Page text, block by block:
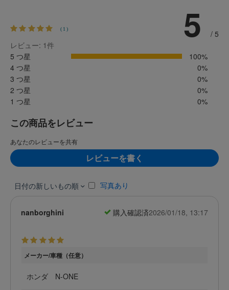
日付の新しいもの順 写真あり
nanborghini 購入確認済2026/01/18, 13:17
メーカー/車種（任意）
ホンダ N-ONE
(1) 5
/ 5
レビュー: 1件
5 つ星
100%
4 つ星
0%
3 つ星
0%
2 つ星
0%
1 つ星
0%
この商品をレビュー
あなたのレビューを共有
レビューを書く